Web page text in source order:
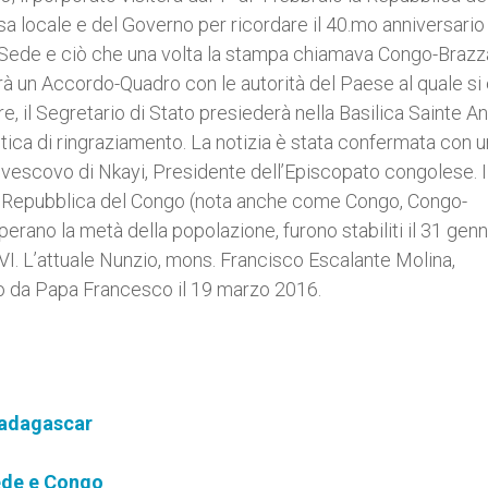
locale e del Governo per ricordare il 40.mo
e ciò che una volta la stampa chiamava Congo-
un Accordo-Quadro con le autorità del Paese al quale si
il Segretario di Stato presiederà nella Basilica Sainte
di ringraziamento. La notizia è stata confermata con
di Nkayi, Presidente dell’Episcopato congolese. I
del Congo (nota anche come Congo, Congo-
la metà della popolazione, furono stabiliti il 31
L’attuale Nunzio, mons. Francisco Escalante Molina,
Papa Francesco il 19 marzo 2016.
e Congo